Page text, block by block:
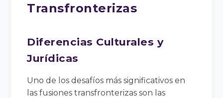
Transfronterizas
Diferencias Culturales y
Jurídicas
Uno de los desafíos más significativos en
las fusiones transfronterizas son las